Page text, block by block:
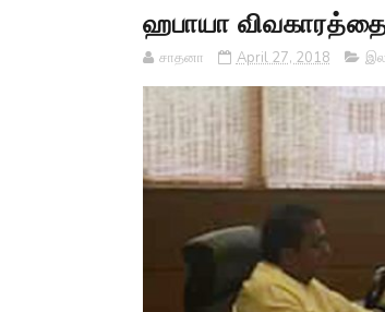
ஹபாயா விவகாரத்தை
சாதனா April 27, 2018